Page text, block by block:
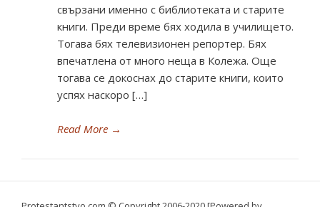
свързани именно с библиотеката и старите
книги. Преди време бях ходила в училището.
Тогава бях телевизионен репортер. Бях
впечатлена от много неща в Колежа. Още
тогава се докоснах до старите книги, които
успях наскоро […]
Read More →